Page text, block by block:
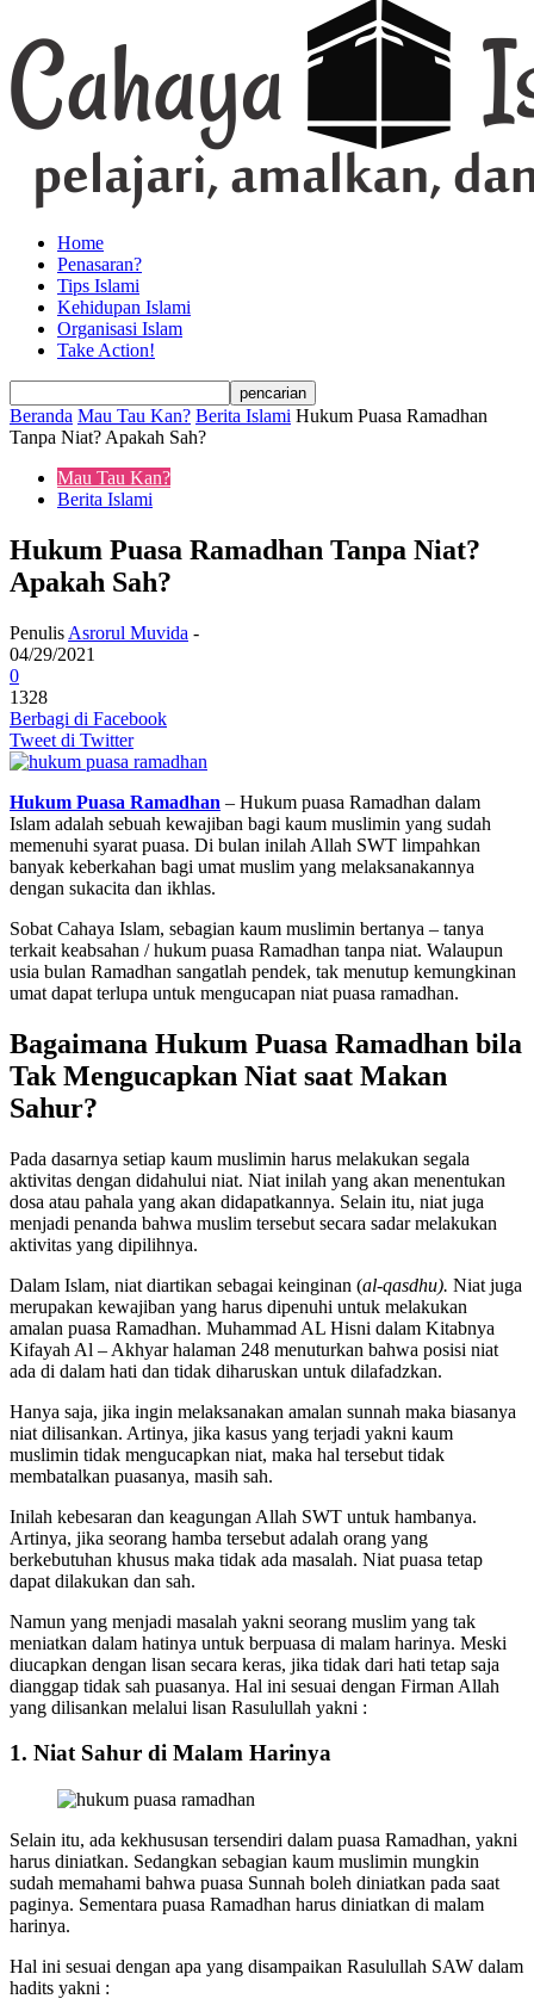
Home
Penasaran?
Tips Islami
Kehidupan Islami
Organisasi Islam
Take Action!
Beranda Mau Tau Kan? Berita Islami Hukum Puasa Ramadhan
Tanpa Niat? Apakah Sah?
Mau Tau Kan?
Berita Islami
Hukum Puasa Ramadhan Tanpa Niat?
Apakah Sah?
Penulis Asrorul Muvida -
04/29/2021
0
1328
Berbagi di Facebook
Tweet di Twitter
Hukum Puasa Ramadhan – Hukum puasa Ramadhan dalam
Islam adalah sebuah kewajiban bagi kaum muslimin yang sudah
memenuhi syarat puasa. Di bulan inilah Allah SWT limpahkan
banyak keberkahan bagi umat muslim yang melaksanakannya
dengan sukacita dan ikhlas.
Sobat Cahaya Islam, sebagian kaum muslimin bertanya – tanya
terkait keabsahan / hukum puasa Ramadhan tanpa niat. Walaupun
usia bulan Ramadhan sangatlah pendek, tak menutup kemungkinan
umat dapat terlupa untuk mengucapan niat puasa ramadhan.
Bagaimana Hukum Puasa Ramadhan bila
Tak Mengucapkan Niat saat Makan
Sahur?
Pada dasarnya setiap kaum muslimin harus melakukan segala
aktivitas dengan didahului niat. Niat inilah yang akan menentukan
dosa atau pahala yang akan didapatkannya. Selain itu, niat juga
menjadi penanda bahwa muslim tersebut secara sadar melakukan
aktivitas yang dipilihnya.
Dalam Islam, niat diartikan sebagai keinginan (al-qasdhu). Niat juga
merupakan kewajiban yang harus dipenuhi untuk melakukan
amalan puasa Ramadhan. Muhammad AL Hisni dalam Kitabnya
Kifayah Al – Akhyar halaman 248 menuturkan bahwa posisi niat
ada di dalam hati dan tidak diharuskan untuk dilafadzkan.
Hanya saja, jika ingin melaksanakan amalan sunnah maka biasanya
niat dilisankan. Artinya, jika kasus yang terjadi yakni kaum
muslimin tidak mengucapkan niat, maka hal tersebut tidak
membatalkan puasanya, masih sah.
Inilah kebesaran dan keagungan Allah SWT untuk hambanya.
Artinya, jika seorang hamba tersebut adalah orang yang
berkebutuhan khusus maka tidak ada masalah. Niat puasa tetap
dapat dilakukan dan sah.
Namun yang menjadi masalah yakni seorang muslim yang tak
meniatkan dalam hatinya untuk berpuasa di malam harinya. Meski
diucapkan dengan lisan secara keras, jika tidak dari hati tetap saja
dianggap tidak sah puasanya. Hal ini sesuai dengan Firman Allah
yang dilisankan melalui lisan Rasulullah yakni :
1. Niat Sahur di Malam Harinya
Selain itu, ada kekhususan tersendiri dalam puasa Ramadhan, yakni
harus diniatkan. Sedangkan sebagian kaum muslimin mungkin
sudah memahami bahwa puasa Sunnah boleh diniatkan pada saat
paginya. Sementara puasa Ramadhan harus diniatkan di malam
harinya.
Hal ini sesuai dengan apa yang disampaikan Rasulullah SAW dalam
hadits yakni :